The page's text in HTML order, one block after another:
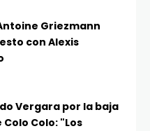
Griezmann
con Alexis
Vergara por la baja
Colo: "Los